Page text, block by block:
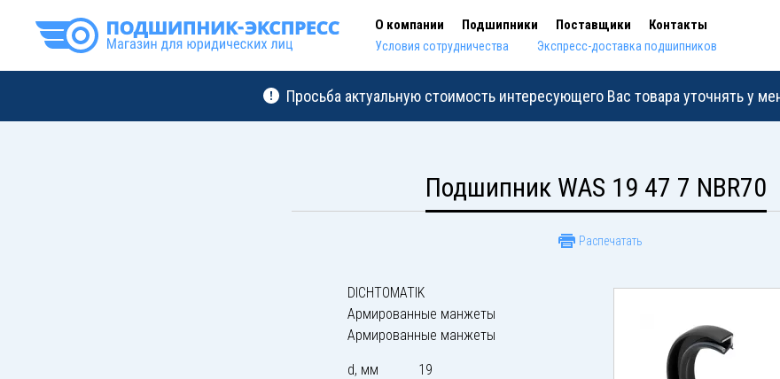
О компании Подшипники Поставщики Контакты
Условия сотрудничества Экспресс-доставка подшипников
Просьба актуальную стоимость интересующего Вас товара уточнять у
Подшипник WAS 19 47 7 NBR70
Распечатать
DICHTOMATIK
Армированные манжеты
Армированные манжеты
d, мм
19